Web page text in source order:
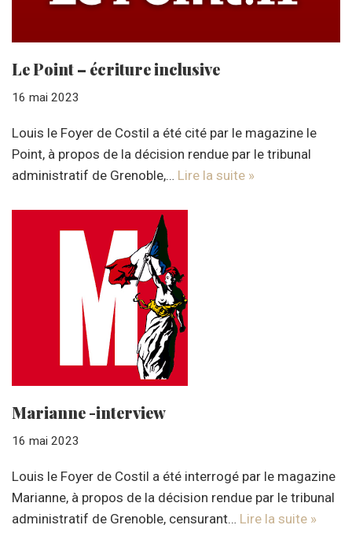
Le Point – écriture inclusive
16 mai 2023
Louis le Foyer de Costil a été cité par le magazine le
Point, à propos de la décision rendue par le tribunal
administratif de Grenoble,… Lire la suite »
Marianne -interview
16 mai 2023
Louis le Foyer de Costil a été interrogé par le magazine
Marianne, à propos de la décision rendue par le tribunal
administratif de Grenoble, censurant… Lire la suite »